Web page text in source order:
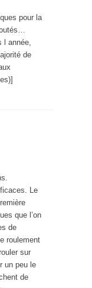
pour la
l année,
de
Le
que l’on
de
roulement
sur
un peu le
de